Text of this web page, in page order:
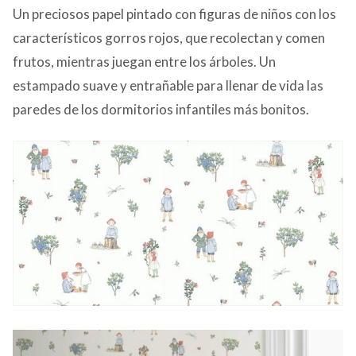
Un preciosos papel pintado con figuras de niños con los
característicos gorros rojos, que recolectan y comen
frutos, mientras juegan entre los árboles. Un
estampado suave y entrañable para llenar de vida las
paredes de los dormitorios infantiles más bonitos.